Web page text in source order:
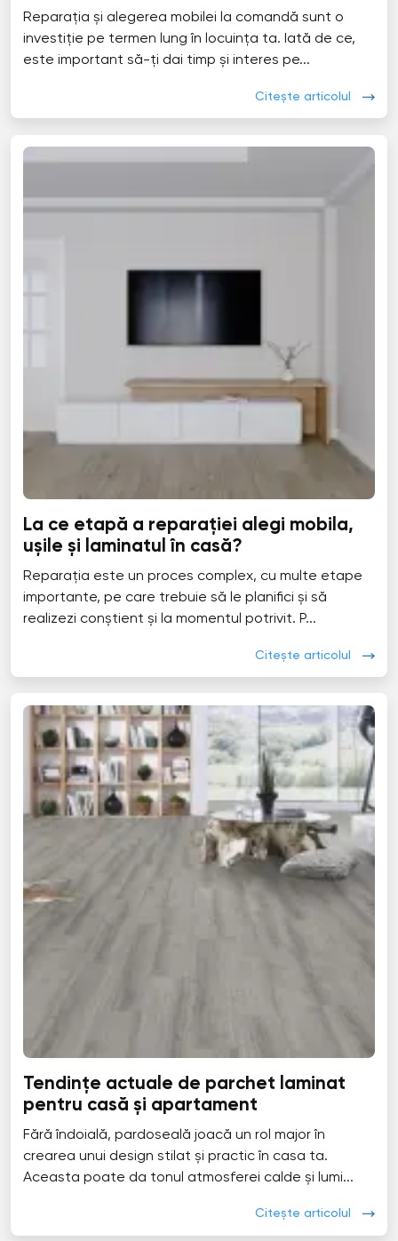
Reparația și alegerea mobilei la comandă sunt o
investiție pe termen lung în locuința ta. Iată de ce,
este important să-ți dai timp și interes pe...
Citește articolul
La ce etapă a reparației alegi mobila,
ușile și laminatul în casă?
Reparația este un proces complex, cu multe etape
importante, pe care trebuie să le planifici și să
realizezi conștient și la momentul potrivit. P...
Citește articolul
Tendințe actuale de parchet laminat
pentru casă și apartament
Fără îndoială, pardoseală joacă un rol major în
crearea unui design stilat și practic în casa ta.
Aceasta poate da tonul atmosferei calde și lumi...
Citește articolul